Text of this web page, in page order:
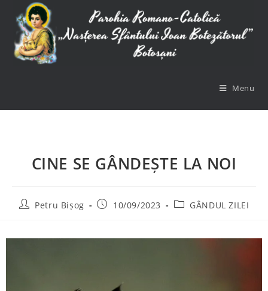
Menu
CINE SE GÂNDEȘTE LA NOI
Petru Bișog 10/09/2023 GÂNDUL ZILEI